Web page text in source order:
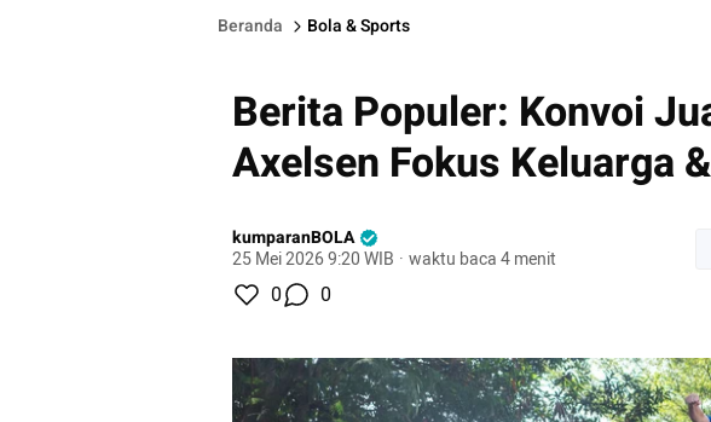
Beranda Bola & Sports
Berita Populer: Konvoi
Axelsen Fokus Keluarga
kumparanBOLA
25 Mei 2026 9:20 WIB · waktu baca 4 menit
0 0